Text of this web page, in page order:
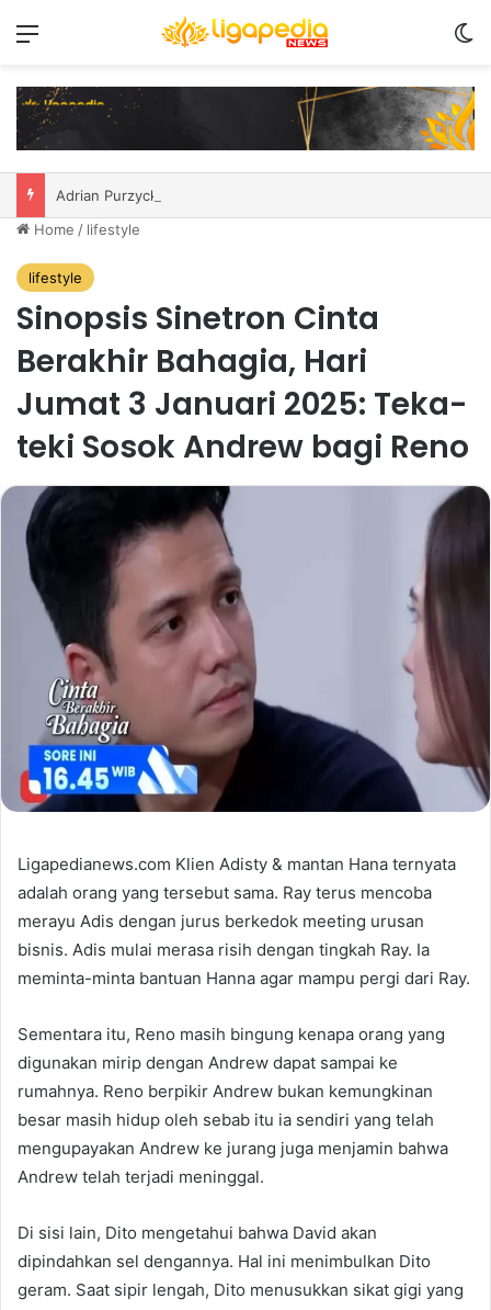
Adrian Purzycki jadi penggawa asing anyar PSIM
Home / lifestyle
lifestyle
Sinopsis Sinetron Cinta
Berakhir Bahagia, Hari
Jumat 3 Januari 2025: Teka-
teki Sosok Andrew bagi Reno
Ligapedianews.com Klien Adisty & mantan Hana ternyata
adalah orang yang tersebut sama. Ray terus mencoba
merayu Adis dengan jurus berkedok meeting urusan
bisnis. Adis mulai merasa risih dengan tingkah Ray. Ia
meminta-minta bantuan Hanna agar mampu pergi dari Ray.
Sementara itu, Reno masih bingung kenapa orang yang
digunakan mirip dengan Andrew dapat sampai ke
rumahnya. Reno berpikir Andrew bukan kemungkinan
besar masih hidup oleh sebab itu ia sendiri yang telah
mengupayakan Andrew ke jurang juga menjamin bahwa
Andrew telah terjadi meninggal.
Di sisi lain, Dito mengetahui bahwa David akan
dipindahkan sel dengannya. Hal ini menimbulkan Dito
geram. Saat sipir lengah, Dito menusukkan sikat gigi yang